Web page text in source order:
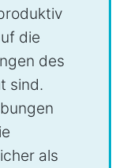
die
des
sind.
als